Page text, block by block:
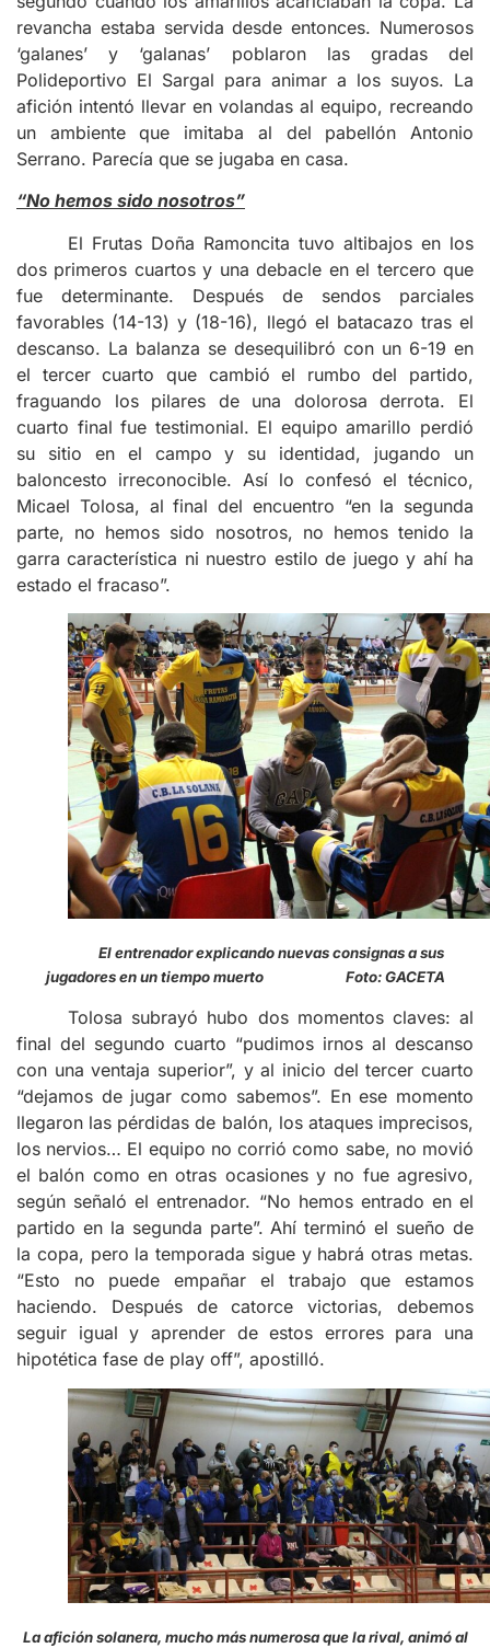
revancha estaba servida desde entonces. Numerosos
‘galanes’ y ‘galanas’ poblaron las gradas del
Polideportivo El Sargal para animar a los suyos. La
afición intentó llevar en volandas al equipo, recreando
un ambiente que imitaba al del pabellón Antonio
Serrano. Parecía que se jugaba en casa.
“No hemos sido nosotros”
El Frutas Doña Ramoncita tuvo altibajos en los
dos primeros cuartos y una debacle en el tercero que
fue determinante. Después de sendos parciales
favorables (14-13) y (18-16), llegó el batacazo tras el
descanso. La balanza se desequilibró con un 6-19 en
el tercer cuarto que cambió el rumbo del partido,
fraguando los pilares de una dolorosa derrota. El
cuarto final fue testimonial. El equipo amarillo perdió
su sitio en el campo y su identidad, jugando un
baloncesto irreconocible. Así lo confesó el técnico,
Micael Tolosa, al final del encuentro “en la segunda
parte, no hemos sido nosotros, no hemos tenido la
garra característica ni nuestro estilo de juego y ahí ha
estado el fracaso”.
El entrenador explicando nuevas consignas a sus
jugadores en un tiempo muerto Foto: GACETA
Tolosa subrayó hubo dos momentos claves: al
final del segundo cuarto “pudimos irnos al descanso
con una ventaja superior”, y al inicio del tercer cuarto
“dejamos de jugar como sabemos”. En ese momento
llegaron las pérdidas de balón, los ataques imprecisos,
los nervios… El equipo no corrió como sabe, no movió
el balón como en otras ocasiones y no fue agresivo,
según señaló el entrenador. “No hemos entrado en el
partido en la segunda parte”. Ahí terminó el sueño de
la copa, pero la temporada sigue y habrá otras metas.
“Esto no puede empañar el trabajo que estamos
haciendo. Después de catorce victorias, debemos
seguir igual y aprender de estos errores para una
hipotética fase de play off”, apostilló.
La afición solanera, mucho más numerosa que la rival, animó al